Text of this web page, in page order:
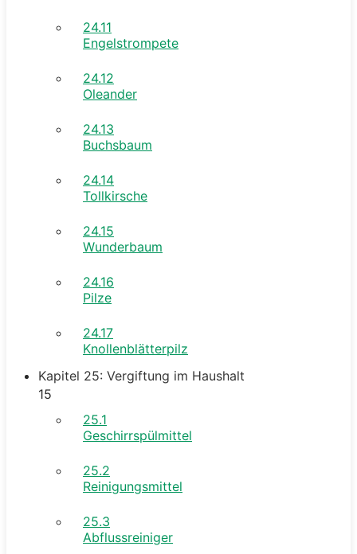
24.11
Engelstrompete
24.12
Oleander
24.13
Buchsbaum
24.14
Tollkirsche
24.15
Wunderbaum
24.16
Pilze
24.17
Knollenblätterpilz
Kapitel 25: Vergiftung im Haushalt
15
25.1
Geschirrspülmittel
25.2
Reinigungsmittel
25.3
Abflussreiniger